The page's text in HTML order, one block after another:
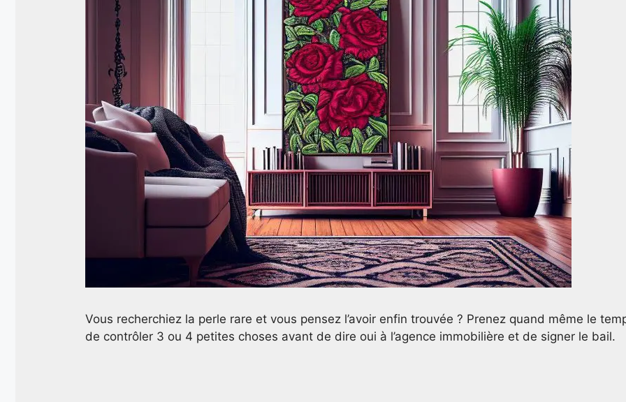
Vous recherchiez la perle rare et vous pensez l’avoir enfin trouvée ? Prenez quand même le
de contrôler 3 ou 4 petites choses avant de dire oui à l’agence immobilière et de signer le bail.